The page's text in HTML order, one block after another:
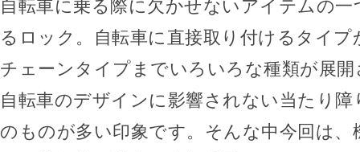
自転車に乗る際に欠かせないアイテムの
るロック。自転車に直接取り付けるタイプ
チェーンタイプまでいろいろな種類が展
自転車のデザインに影響されない当たり
のものが多い印象です。そんな中今回は、